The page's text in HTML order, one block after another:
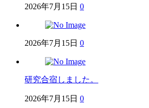
2026年7月15日 0
2026年7月15日 0
研究合宿しました。
2026年7月15日 0